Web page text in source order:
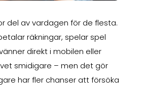
del av vardagen för de flesta.
räkningar, spelar spel
direkt i mobilen eller
smidigare – men det gör
har fler chanser att försöka